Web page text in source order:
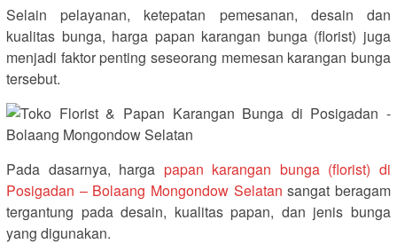
Selain pelayanan, ketepatan pemesanan, desain dan
kualitas bunga, harga papan karangan bunga (florist) juga
menjadi faktor penting seseorang memesan karangan bunga
tersebut.
Pada dasarnya, harga papan karangan bunga (florist) di
Posigadan – Bolaang Mongondow Selatan sangat beragam
tergantung pada desain, kualitas papan, dan jenis bunga
yang digunakan.